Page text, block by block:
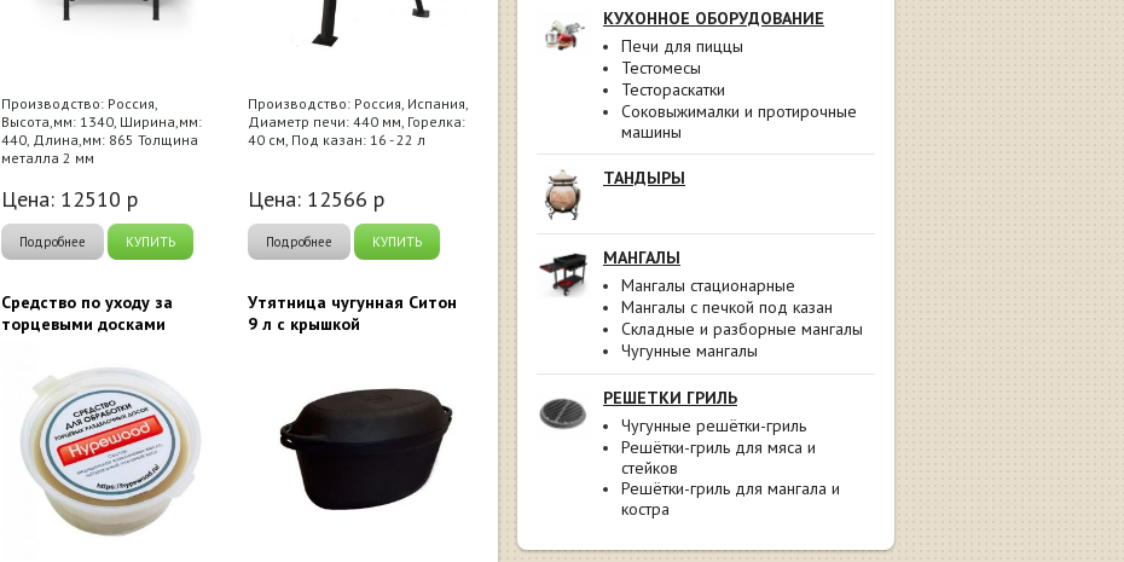
КУХОННОЕ ОБОРУДОВАНИЕ
Печи для пиццы
Тестомесы
Тестораскатки
Соковыжималки и протирочные
машины
ТАНДЫРЫ
МАНГАЛЫ
Мангалы стационарные
Мангалы с печкой под казан
Складные и разборные мангалы
Чугунные мангалы
РЕШЕТКИ ГРИЛЬ
Чугунные решётки-гриль
Решётки-гриль для мяса и
стейков
Решётки-гриль для мангала и
костра
Производство: Россия,
Высота,мм: 1340, Ширина,мм:
440, Длина,мм: 865 Толщина
металла 2 мм
Цена: 12510 р
Подробнее КУПИТЬ
Производство: Россия, Испания,
Диаметр печи: 440 мм, Горелка:
40 см, Под казан: 16 - 22 л
Цена: 12566 р
Подробнее КУПИТЬ
Средство по уходу за
торцевыми досками
Утятница чугунная Ситон
9 л с крышкой